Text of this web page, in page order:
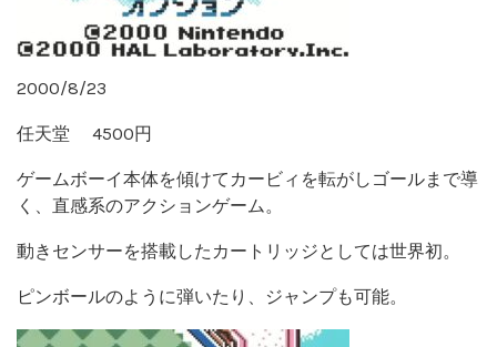
2000/8/23
任天堂 4500円
ゲームボーイ本体を傾けてカービィを転がしゴールまで導
く、直感系のアクションゲーム。
動きセンサーを搭載したカートリッジとしては世界初。
ピンボールのように弾いたり、ジャンプも可能。